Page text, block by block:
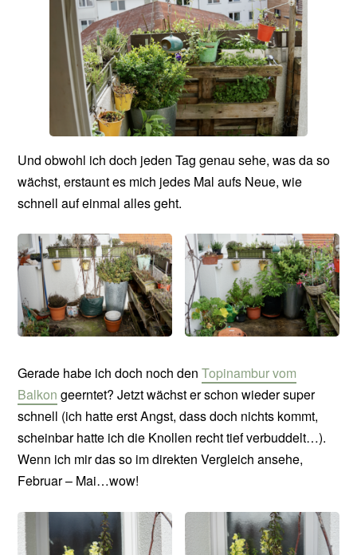
Und obwohl ich doch jeden Tag genau sehe, was da so
wächst, erstaunt es mich jedes Mal aufs Neue, wie
schnell auf einmal alles geht.
Gerade habe ich doch noch denTopinambur vom
Balkon geerntet? Jetzt wächst er schon wieder super
schnell (ich hatte erst Angst, dass doch nichts kommt,
scheinbar hatte ich die Knollen recht tief verbuddelt…).
Wenn ich mir das so im direkten Vergleich ansehe,
Februar – Mai…wow!